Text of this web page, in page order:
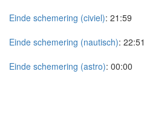
Einde schemering (civiel): 21:59
Einde schemering (nautisch): 22:51
Einde schemering (astro): 00:00